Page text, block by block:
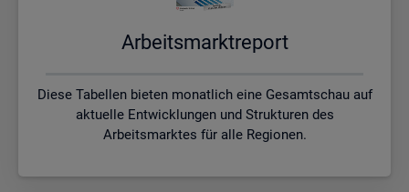
Ar­beits­markt­re­port
Diese Tabellen bieten monatlich eine Gesamtschau auf
aktuelle Entwicklungen und Strukturen des
Arbeitsmarktes für alle Regionen.